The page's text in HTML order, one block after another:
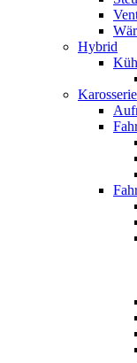
Hybrid
Karosserie